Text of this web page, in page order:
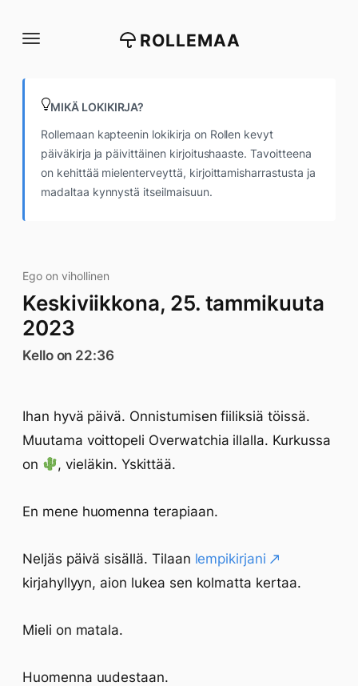
suoraan
ROLLEMAA
MIKÄ LOKIKIRJA?
Rollemaan kapteenin lokikirja on Rollen kevyt
päiväkirja ja päivittäinen kirjoitushaaste. Tavoitteena
on kehittää mielenterveyttä, kirjoittamisharrastusta ja
madaltaa kynnystä itseilmaisuun.
Ego on vihollinen
Keskiviikkona, 25. tammikuuta
2023
Kello on 22:36
Ihan hyvä päivä. Onnistumisen fiiliksiä töissä.
Muutama voittopeli Overwatchia illalla. Kurkussa
on
, vieläkin. Yskittää.
En mene huomenna terapiaan.
Neljäs päivä sisällä. Tilaan lempikirjani
kirjahyllyyn, aion lukea sen kolmatta kertaa.
Mieli on matala.
Huomenna uudestaan.